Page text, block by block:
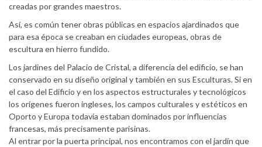
creadas por grandes maestros.
Así, es común tener obras públicas en espacios ajardinados que
para esa época se creaban en ciudades europeas, obras de
escultura en hierro fundido.
Los jardines del Palacio de Cristal, a diferencia del edificio, se han
conservado en su diseño original y también en sus Esculturas. Si en
el caso del Edificio y en los aspectos estructurales y tecnológicos
los orígenes fueron ingleses, los campos culturales y estéticos en
Oporto y Europa todavía estaban dominados por influencias
francesas, más precisamente parisinas.
Al entrar por la puerta principal, nos encontramos con el jardín que